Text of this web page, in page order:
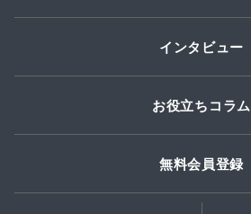
インタビュー
お役立ちコラム
無料会員登録